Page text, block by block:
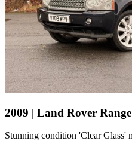
haben oder die sie im
gesammelt haben.
2009 | Land Rover
Stunning condition 'Clear Glass'